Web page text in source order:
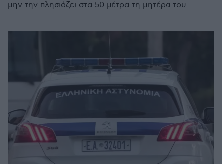
μην την πλησιάζει στα 50 μέτρα τη μητέρα του